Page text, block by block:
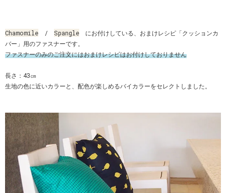
Chamomile / Spangle にお付けしている、おまけレシピ「クッションカ
バー」用のファスナーです。
ファスナーのみのご注文にはおまけレシピはお付けしておりません
長さ：43㎝
生地の色に近いカラーと、配色が楽しめるバイカラーをセレクトしました。